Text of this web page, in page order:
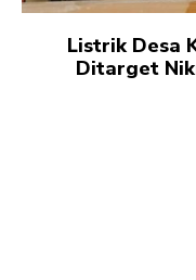
Listrik Desa
Ditarget